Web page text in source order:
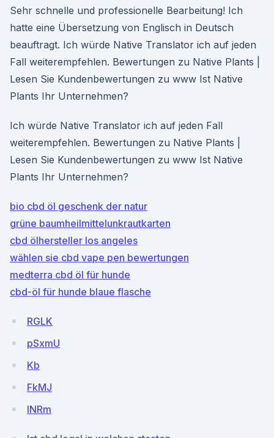
Sehr schnelle und professionelle Bearbeitung! Ich
hatte eine Übersetzung von Englisch in Deutsch
beauftragt. Ich würde Native Translator ich auf jeden
Fall weiterempfehlen. Bewertungen zu Native Plants |
Lesen Sie Kundenbewertungen zu www Ist Native
Plants Ihr Unternehmen?
Ich würde Native Translator ich auf jeden Fall
weiterempfehlen. Bewertungen zu Native Plants |
Lesen Sie Kundenbewertungen zu www Ist Native
Plants Ihr Unternehmen?
bio cbd öl geschenk der natur
grüne baumheilmittelunkrautkarten
cbd ölhersteller los angeles
wählen sie cbd vape pen bewertungen
medterra cbd öl für hunde
cbd-öl für hunde blaue flasche
RGLK
pSxmU
Kb
FkMJ
lNRm